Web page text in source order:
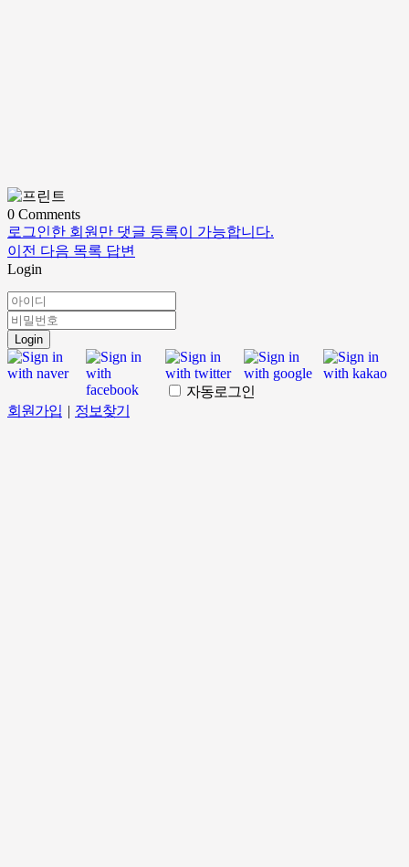
0 Comments
로그인한 회원만 댓글 등록이 가능합니다.
이전 다음 목록 답변
Login
Login
자동로그인
회원가입 | 정보찾기